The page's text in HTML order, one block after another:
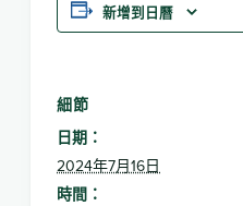
新增到日曆
細節
日期：
2024年7月16日
時間：